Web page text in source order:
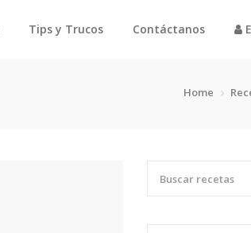
Tips y Trucos Contáctanos
Home